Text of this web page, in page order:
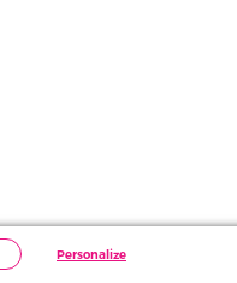
Personalize